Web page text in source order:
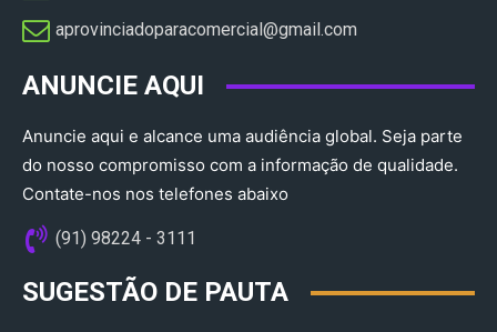
aprovinciadoparacomercial@gmail.com​
ANUNCIE AQUI
Anuncie aqui e alcance uma audiência global. Seja parte
do nosso compromisso com a informação de qualidade.
Contate-nos nos telefones abaixo
(91) 98224 - 3111
SUGESTÃO DE PAUTA